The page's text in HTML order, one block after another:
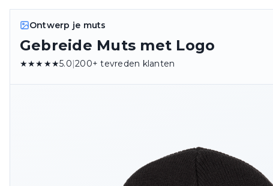
Ontwerp je muts
Gebreide Muts met Logo
★★★★★5.0|200+ tevreden klanten